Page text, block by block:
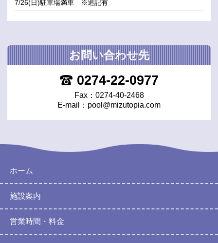
7/26(日)駐車場満車 ※追記有
お問い合わせ先
0274-22-0977
Fax：0274-40-2468
E-mail： pool@mizutopia.com
ホーム
施設案内
営業時間・料金